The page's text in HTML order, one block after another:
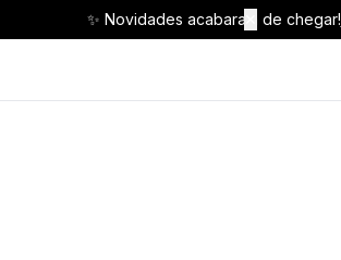
✨ Novidades acabaram de chegar!